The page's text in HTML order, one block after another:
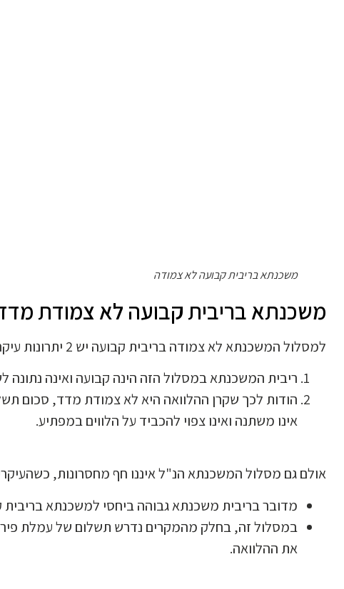
משכנתא בריבית קבועה לא צמודה
משכנתא בריבית קבועה לא צמודת מדד
למסלול המשכנתא לא צמודה בריבית קבועה יש 2 יתרונות עיקריים, שהם:
ריבית המשכנתא במסלול הזה הינה קבועה ואינה נתונה
הודות לכך שקרן ההלוואה היא לא צמודת מדד, סכום
אינו משתנה ואינו צפוי להכביד על הלווים במפתיע.
אולם גם מסלול המשכנתא הנ"ל איננו חף מחסרונות,
מדובר בריבית משכנתא גבוהה ביחסי למשכנתא
במסלול זה, בחלק מהמקרים נדרש תשלום של עמלת
את ההלוואה.